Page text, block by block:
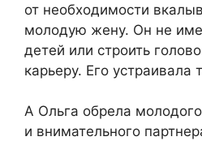
от необходимости
молодую жену. Он не
детей или строить
карьеру. Его устраивала
А Ольга обрела
и внимательного